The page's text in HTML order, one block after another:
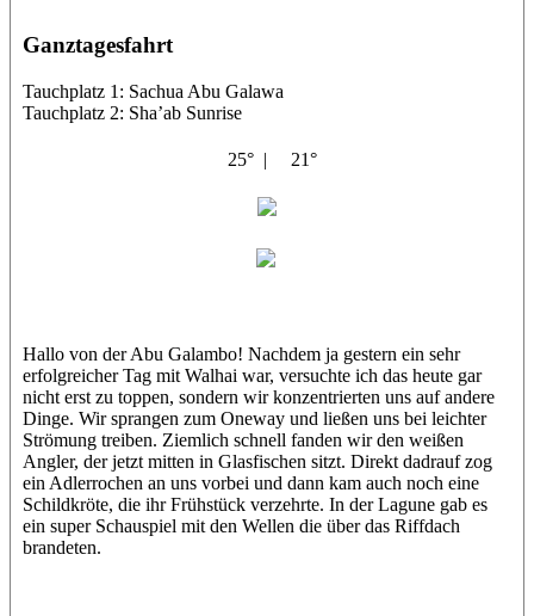
Ganztagesfahrt
Tauchplatz 1: Sachua Abu Galawa
Tauchplatz 2: Sha’ab Sunrise
25° | 21°
Hallo von der Abu Galambo! Nachdem ja gestern ein sehr
erfolgreicher Tag mit Walhai war, versuchte ich das heute gar
nicht erst zu toppen, sondern wir konzentrierten uns auf andere
Dinge. Wir sprangen zum Oneway und ließen uns bei leichter
Strömung treiben. Ziemlich schnell fanden wir den weißen
Angler, der jetzt mitten in Glasfischen sitzt. Direkt dadrauf zog
ein Adlerrochen an uns vorbei und dann kam auch noch eine
Schildkröte, die ihr Frühstück verzehrte. In der Lagune gab es
ein super Schauspiel mit den Wellen die über das Riffdach
brandeten.